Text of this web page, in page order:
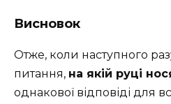
Висновок
Отже, коли наступного
питання, на якій руці
однакової відповіді для